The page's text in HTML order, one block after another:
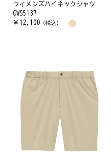
ウィメンズハイネックシャツ
GWS5137
￥ 12,100 （税込）